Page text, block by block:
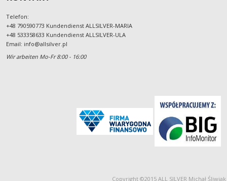
Telefon:
+48 790590773 Kundendienst ALLSILVER-MARIA
+48 533358633 Kundendienst ALLSILVER-ULA
Email: info@allsilver.pl
Wir arbeiten Mo-Fr 8:00 - 16:00
Copyright ©2015 ALL SILVER Michał Śliwiak